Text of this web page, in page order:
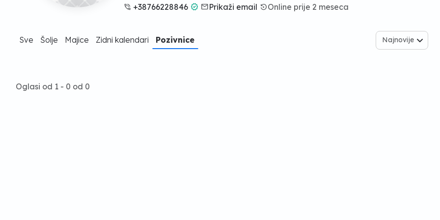
phone_in_talk +38766228846 verified emailPrikaži email settings_backup_restoreOnline prije 2 meseca
Sve Šolje Majice Zidni kalendari Pozivnice Najnovije
Oglasi od 1 - 0 od 0